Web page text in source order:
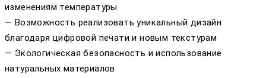
изменениям температуры
— Возможность реализовать уникальный дизайн
благодаря цифровой печати и новым текстурам
— Экологическая безопасность и использование
натуральных материалов